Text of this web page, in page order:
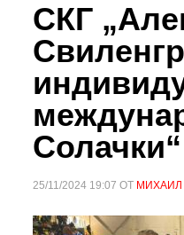
СКГ
Солачки“
25/11/2024 19:07 ОТ